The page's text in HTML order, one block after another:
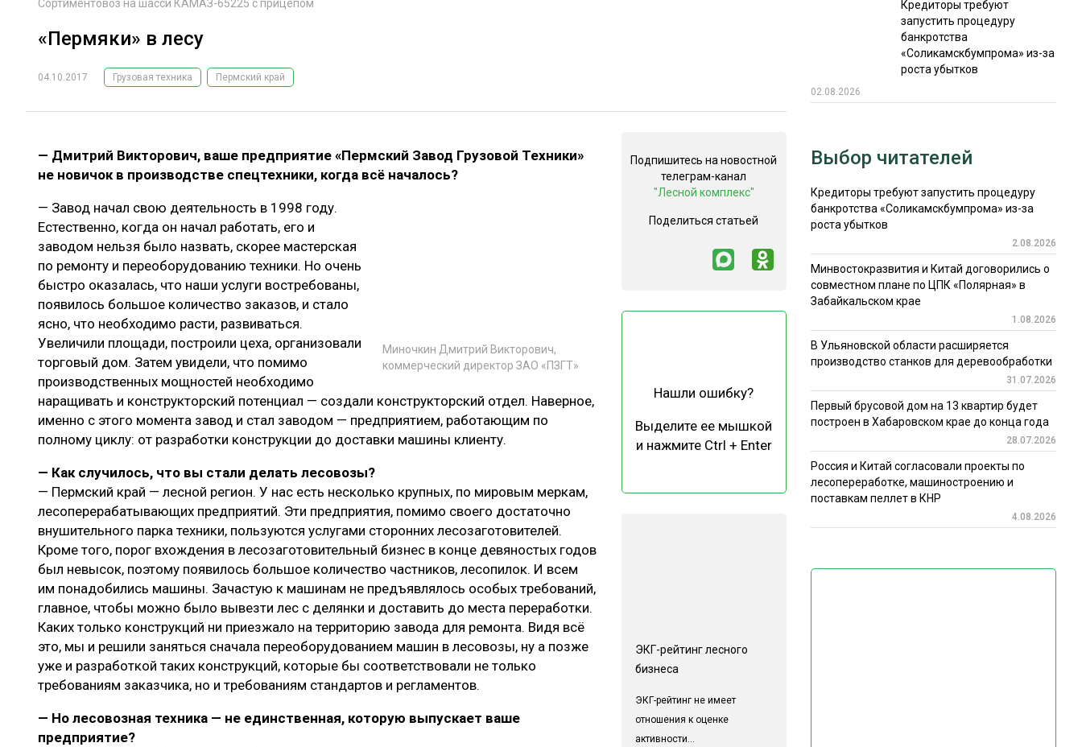
Сортиментовоз на шасси КАМАЗ-65225 с прицепом
«Пермяки» в лесу
04.10.2017 Грузовая техника Пермский край
— Дмитрий Викторович, ваше предприятие «Пермский Завод Грузовой Техники»
не новичок в производстве спецтехники, когда всё началось?
Миночкин Дмитрий Викторович,
коммерческий директор ЗАО «ПЗГТ»
— Завод начал свою деятельность в 1998 году.
Естественно, когда он начал работать, его и
заводом нельзя было назвать, скорее мастерская
по ремонту и переоборудованию техники. Но очень
быстро оказалась, что наши услуги востребованы,
появилось большое количество заказов, и стало
ясно, что необходимо расти, развиваться.
Увеличили площади, построили цеха, организовали
торговый дом. Затем увидели, что помимо
производственных мощностей необходимо
наращивать и конструкторский потенциал — создали конструкторский отдел. Наверное,
именно с этого момента завод и стал заводом — предприятием, работающим по
полному циклу: от разработки конструкции до доставки машины клиенту.
— Как случилось, что вы стали делать лесовозы?
— Пермский край — лесной регион. У нас есть несколько крупных, по мировым меркам,
лесоперерабатывающих предприятий. Эти предприятия, помимо своего достаточно
внушительного парка техники, пользуются услугами сторонних лесозаготовителей.
Кроме того, порог вхождения в лесозаготовительный бизнес в конце девяностых годов
был невысок, поэтому появилось большое количество частников, лесопилок. И всем
им понадобились машины. Зачастую к машинам не предъявлялось особых требований,
главное, чтобы можно было вывезти лес с делянки и доставить до места переработки.
Каких только конструкций ни приезжало на территорию завода для ремонта. Видя всё
это, мы и решили заняться сначала переоборудованием машин в лесовозы, ну а позже
уже и разработкой таких конструкций, которые бы соответствовали не только
требованиям заказчика, но и требованиям стандартов и регламентов.
— Но лесовозная техника — не единственная, которую выпускает ваше
предприятие?
Подпишитесь на новостной
телеграм-канал
"Лесной комплекс"
Поделиться статьей
Нашли ошибку?
Выделите ее мышкой
и нажмите Ctrl + Enter
ЭКГ-рейтинг лесного
бизнеса
ЭКГ-рейтинг не имеет
отношения к оценке
активности...
Кредиторы требуют
запустить процедуру
банкротства
«Соликамскбумпрома» из-за
роста убытков
02.08.2026
Выбор читателей
Кредиторы требуют запустить процедуру
банкротства «Соликамскбумпрома» из-за
роста убытков
2.08.2026
Минвостокразвития и Китай договорились о
совместном плане по ЦПК «Полярная» в
Забайкальском крае
1.08.2026
В Ульяновской области расширяется
производство станков для деревообработки
31.07.2026
Первый брусовой дом на 13 квартир будет
построен в Хабаровском крае до конца года
28.07.2026
Россия и Китай согласовали проекты по
лесопереработке, машиностроению и
поставкам пеллет в КНР
4.08.2026